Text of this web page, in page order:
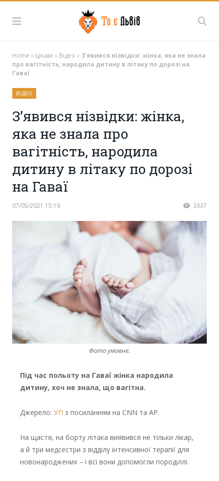
Home » Цікаве » Відео » З’явився нізвідки: жінка, яка не знала
про вагітність, народила дитину в літаку по дорозі на
Гаваї
ВІДЕО
З’явився нізвідки: жінка,
яка не знала про
вагітність, народила
дитину в літаку по дорозі
на Гаваї
07/05/2021 15:19 3337
Фото умовне.
Під час польоту на Гаваї жінка народила
дитину, хоч не знала, що вагітна.
Джерело: УП з посиланням на CNN та AP.
На щастя, на борту літака виявився не тільки лікар,
а й три медсестри з відділу інтенсивної терапії для
новонароджених – і всі вони допомогли породіллі.